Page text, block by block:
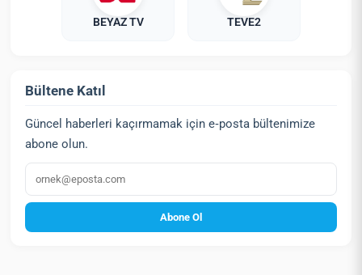
BEYAZ TV TEVE2
Bültene Katıl
Güncel haberleri kaçırmamak için e‑posta bültenimize
abone olun.
E‑posta
Abone Ol